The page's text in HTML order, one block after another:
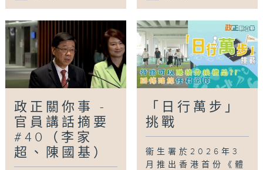
政正關你事 -
官員講話摘要
#40（李家
超、陳國基）
「日行萬步」
挑戰
衞生署於2026年3
月推出香港首份《體